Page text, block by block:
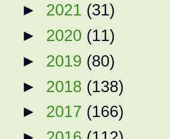
► 2021 (31)
► 2020 (11)
► 2019 (80)
► 2018 (138)
► 2017 (166)